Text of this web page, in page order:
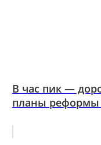
В час пик —
планы реформы